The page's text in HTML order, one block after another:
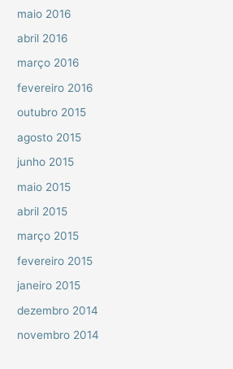
maio 2016
abril 2016
março 2016
fevereiro 2016
outubro 2015
agosto 2015
junho 2015
maio 2015
abril 2015
março 2015
fevereiro 2015
janeiro 2015
dezembro 2014
novembro 2014